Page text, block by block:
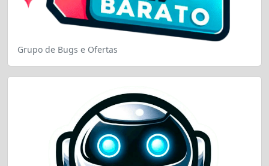
Grupo de Bugs e Ofertas